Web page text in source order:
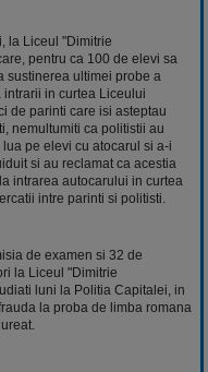
la Liceul "Dimitrie
pentru ca 100 de elevi sa
sustinerea ultimei probe a
in curtea Liceului
de parinti care isi asteptau
nemultumiti ca politistii au
pe elevi cu atocarul si a-i
si au reclamat ca acestia
intrarea autocarului in curtea
intre parinti si politisti.
de examen si 32 de
la Liceul "Dimitrie
luni la Politia Capitalei, in
la proba de limba romana